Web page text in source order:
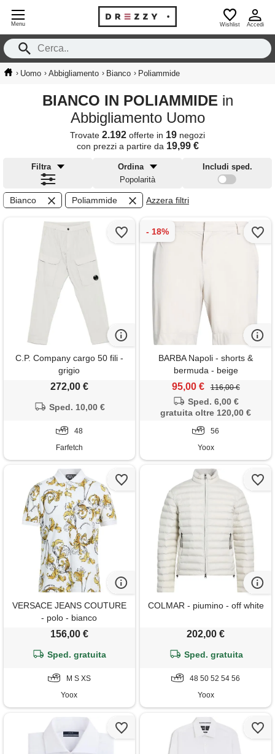
Menu Wishlist Accedi
› Uomo › Abbigliamento › Bianco › Poliammide
BIANCO IN POLIAMMIDE in
Abbigliamento Uomo
Trovate 2.192 offerte in 19 negozi
con prezzi a partire da 19,99 €
Filtra
Ordina
Popolarità
Includi sped.
Bianco Poliammide Azzera filtri
C.P. Company cargo 50 fili -
grigio
272,00 €
Sped. 10,00 €
48
Farfetch
BARBA Napoli - shorts &
bermuda - beige
95,00 € 116,00 €
Sped. 6,00 €
gratuita oltre 120,00 €
56
Yoox
VERSACE JEANS COUTURE
- polo - bianco
156,00 €
Sped. gratuita
M S XS
Yoox
COLMAR - piumino - off white
202,00 €
Sped. gratuita
48 50 52 54 56
Yoox